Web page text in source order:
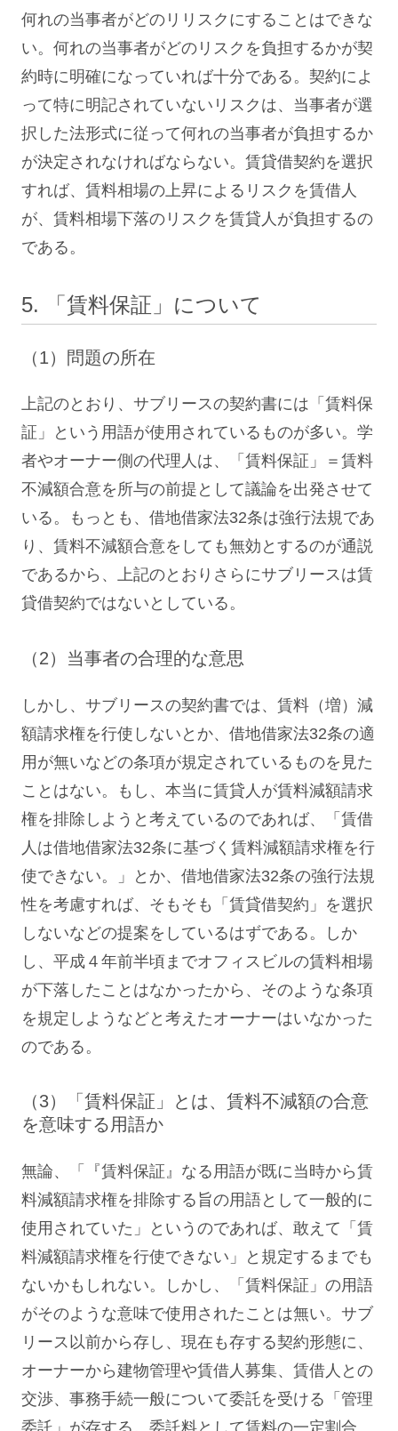
何れの当事者がどのリリスクにすることはできな
い。何れの当事者がどのリスクを負担するかが契
約時に明確になっていれば十分である。契約によ
って特に明記されていないリスクは、当事者が選
択した法形式に従って何れの当事者が負担するか
が決定されなければならない。賃貸借契約を選択
すれば、賃料相場の上昇によるリスクを賃借人
が、賃料相場下落のリスクを賃貸人が負担するの
である。
5. 「賃料保証」について
（1）問題の所在
上記のとおり、サブリースの契約書には「賃料保
証」という用語が使用されているものが多い。学
者やオーナー側の代理人は、「賃料保証」＝賃料
不減額合意を所与の前提として議論を出発させて
いる。もっとも、借地借家法32条は強行法規であ
り、賃料不減額合意をしても無効とするのが通説
であるから、上記のとおりさらにサブリースは賃
貸借契約ではないとしている。
（2）当事者の合理的な意思
しかし、サブリースの契約書では、賃料（増）減
額請求権を行使しないとか、借地借家法32条の適
用が無いなどの条項が規定されているものを見た
ことはない。もし、本当に賃貸人が賃料減額請求
権を排除しようと考えているのであれば、「賃借
人は借地借家法32条に基づく賃料減額請求権を行
使できない。」とか、借地借家法32条の強行法規
性を考慮すれば、そもそも「賃貸借契約」を選択
しないなどの提案をしているはずである。しか
し、平成４年前半頃までオフィスビルの賃料相場
が下落したことはなかったから、そのような条項
を規定しようなどと考えたオーナーはいなかった
のである。
（3）「賃料保証」とは、賃料不減額の合意
を意味する用語か
無論、「『賃料保証』なる用語が既に当時から賃
料減額請求権を排除する旨の用語として一般的に
使用されていた」というのであれば、敢えて「賃
料減額請求権を行使できない」と規定するまでも
ないかもしれない。しかし、「賃料保証」の用語
がそのような意味で使用されたことは無い。サブ
リース以前から存し、現在も存する契約形態に、
オーナーから建物管理や賃借人募集、賃借人との
交渉、事務手続一般について委託を受ける「管理
委託」が存する。委託料として賃料の一定割合